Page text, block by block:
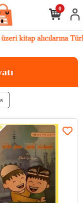
üzeri kitap
0